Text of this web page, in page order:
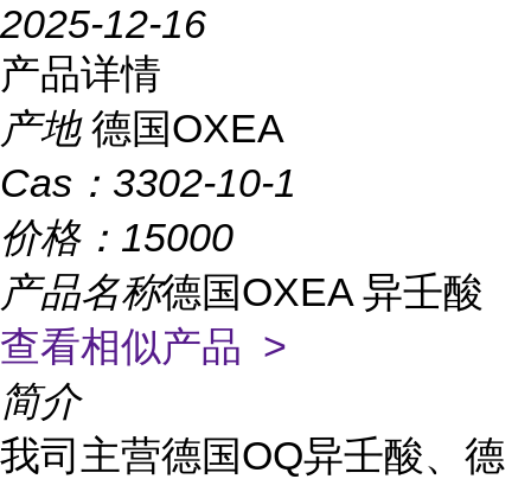
2025-12-16
产品详情
产地 德国OXEA
Cas： 3302-10-1
价格： 15000
产品名称德国OXEA 异壬酸
查看相似产品 >
简介
我司主营德国OQ异壬酸、德